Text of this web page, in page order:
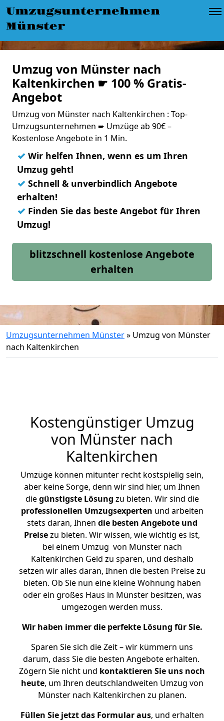
Umzugsunternehmen
Münster
Umzug von Münster nach
Kaltenkirchen ☛ 100 % Gratis-
Angebot
Umzug von Münster nach Kaltenkirchen : Top-
Umzugsunternehmen ➨ Umzüge ab 90€ –
Kostenlose Angebote in 1 Min.
✓ Wir helfen Ihnen, wenn es um Ihren
Umzug geht!
✓ Schnell & unverbindlich Angebote
erhalten!
✓ Finden Sie das beste Angebot für Ihren
Umzug!
blitzschnell kostenlose Angebote
erhalten
Umzugsunternehmen Münster» Umzug von Münster
nach Kaltenkirchen
Kostengünstiger Umzug
von Münster nach
Kaltenkirchen
Umzüge können mitunter recht kostspielig sein,
aber keine Sorge, denn wir sind hier, um Ihnen
diegünstigste Lösung zu bieten. Wir sind die
professionellen Umzugsexperten und arbeiten
stets daran, Ihnen die besten Angebote und
Preisezu bieten. Wir wissen, wie wichtig es ist,
bei einem Umzug von Münster nach
Kaltenkirchen Geld zu sparen, und deshalb
setzen wir alles daran, Ihnen die besten Preise zu
bieten. Ob Sie nun eine kleine Wohnung haben
oder ein großes Haus in Münster besitzen, was
umgezogen werden muss.
Wir haben immer die perfekte Lösung für Sie.
Sparen Sie sich die Zeit – wir kümmern uns
darum, dass Sie die besten Angebote erhalten.
Zögern Sie nicht und kontaktieren Sie uns noch
heute, um Ihren deutschlandweiten Umzug von
Münster nach Kaltenkirchen zu planen.
Füllen Sie jetzt das Formular aus, und erhalten